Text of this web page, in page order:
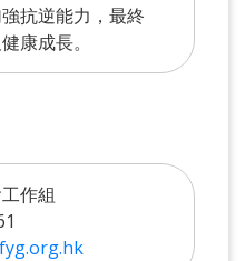
抗逆能力，最終
康成長。
作組